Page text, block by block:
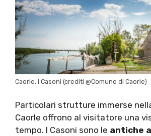
Caorle, i Casoni (crediti @Comune di Caorle)
Particolari strutture immerse
Caorle offrono al visitatore una
tempo. I Casoni sono le antiche